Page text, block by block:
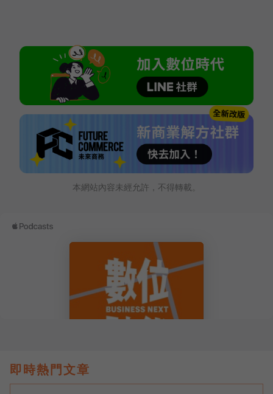
本網站內容未經允許，不得轉載。
即時熱門文章